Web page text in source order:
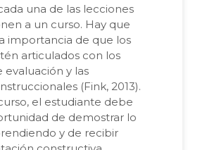
una de las lecciones
a un curso. Hay que
importancia de que los
articulados con los
evaluación y las
(Fink, 2013).
el estudiante debe
de demostrar lo
y de recibir